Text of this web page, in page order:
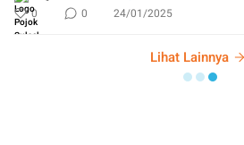
0 0 24/01/2025
Lihat Lainnya